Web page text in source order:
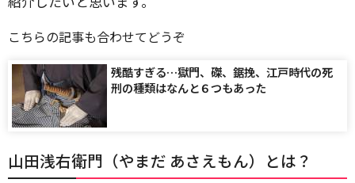
こちらの記事も合わせてどうぞ
残酷すぎる…獄門、磔、鋸挽、江戸時代の死
刑の種類はなんと６つもあった
山田浅右衛門（やまだ あさえもん）とは？